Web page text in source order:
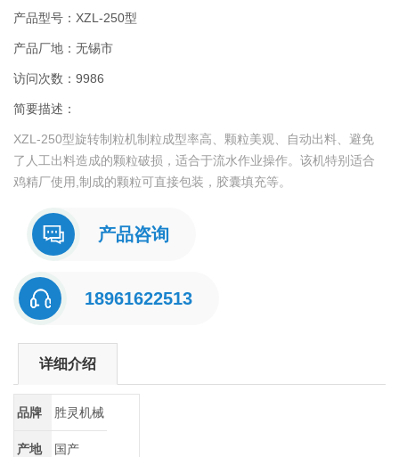
产品型号：XZL-250型
产品厂地：无锡市
访问次数：9986
简要描述：
XZL-250型旋转制粒机制粒成型率高、颗粒美观、自动出料、避免
了人工出料造成的颗粒破损，适合于流水作业操作。该机特别适合
鸡精厂使用,制成的颗粒可直接包装，胶囊填充等。
产品咨询
18961622513
详细介绍
品牌 胜灵机械
产地 国产